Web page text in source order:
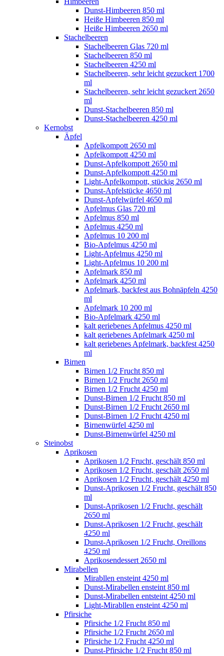
Dunst-Himbeeren 850 ml
Heiße Himbeeren 850 ml
Heiße Himbeeren 2650 ml
Stachelbeeren
Stachelbeeren Glas 720 ml
Stachelbeeren 850 ml
Stachelbeeren 4250 ml
Stachelbeeren, sehr leicht gezuckert 1700
ml
Stachelbeeren, sehr leicht gezuckert 2650
ml
Dunst-Stachelbeeren 850 ml
Dunst-Stachelbeeren 4250 ml
Kernobst
Äpfel
Apfelkompott 2650 ml
Apfelkompott 4250 ml
Dunst-Apfelkompott 2650 ml
Dunst-Apfelkompott 4250 ml
Light-Apfelkompott, stückig 2650 ml
Dunst-Apfelstücke 4650 ml
Dunst-Apfelwürfel 4650 ml
Apfelmus Glas 720 ml
Apfelmus 850 ml
Apfelmus 4250 ml
Apfelmus 10 200 ml
Bio-Apfelmus 4250 ml
Light-Apfelmus 4250 ml
Light-Apfelmus 10 200 ml
Apfelmark 850 ml
Apfelmark 4250 ml
Apfelmark, backfest aus Bohnäpfeln 4250
ml
Apfelmark 10 200 ml
Bio-Apfelmark 4250 ml
kalt geriebenes Apfelmus 4250 ml
kalt geriebenes Apfelmark 4250 ml
kalt geriebenes Apfelmark, backfest 4250
ml
Birnen
Birnen 1/2 Frucht 850 ml
Birnen 1/2 Frucht 2650 ml
Birnen 1/2 Frucht 4250 ml
Dunst-Birnen 1/2 Frucht 850 ml
Dunst-Birnen 1/2 Frucht 2650 ml
Dunst-Birnen 1/2 Frucht 4250 ml
Birnenwürfel 4250 ml
Dunst-Birnenwürfel 4250 ml
Steinobst
Aprikosen
Aprikosen 1/2 Frucht, geschält 850 ml
Aprikosen 1/2 Frucht, geschält 2650 ml
Aprikosen 1/2 Frucht, geschält 4250 ml
Dunst-Aprikosen 1/2 Frucht, geschält 850
ml
Dunst-Aprikosen 1/2 Frucht, geschält
2650 ml
Dunst-Aprikosen 1/2 Frucht, geschält
4250 ml
Dunst-Aprikosen 1/2 Frucht, Oreillons
4250 ml
Aprikosendessert 2650 ml
Mirabellen
Mirabllen ensteint 4250 ml
Dunst-Mirabellen ensteint 850 ml
Dunst-Mirabellen entsteint 4250 ml
Light-Mirabllen ensteint 4250 ml
Pfirsiche
Pfirsiche 1/2 Frucht 850 ml
Pfirsiche 1/2 Frucht 2650 ml
Pfirsiche 1/2 Frucht 4250 ml
Dunst-Pfirsiche 1/2 Frucht 850 ml